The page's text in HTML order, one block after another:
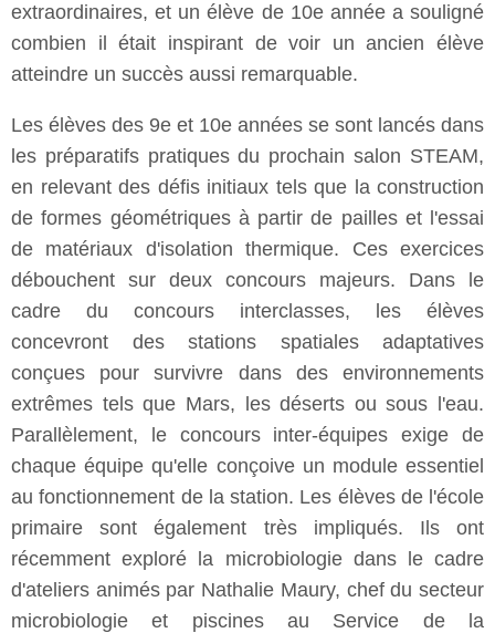
extraordinaires, et un élève de 10e année a souligné
combien il était inspirant de voir un ancien élève
atteindre un succès aussi remarquable.
Les élèves des 9e et 10e années se sont lancés dans
les préparatifs pratiques du prochain salon STEAM,
en relevant des défis initiaux tels que la construction
de formes géométriques à partir de pailles et l'essai
de matériaux d'isolation thermique. Ces exercices
débouchent sur deux concours majeurs. Dans le
cadre du concours interclasses, les élèves
concevront des stations spatiales adaptatives
conçues pour survivre dans des environnements
extrêmes tels que Mars, les déserts ou sous l'eau.
Parallèlement, le concours inter-équipes exige de
chaque équipe qu'elle conçoive un module essentiel
au fonctionnement de la station. Les élèves de l'école
primaire sont également très impliqués. Ils ont
récemment exploré la microbiologie dans le cadre
d'ateliers animés par Nathalie Maury, chef du secteur
microbiologie et piscines au Service de la